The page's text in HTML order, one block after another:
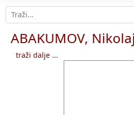
ABAKUMOV,
traži dalje ...